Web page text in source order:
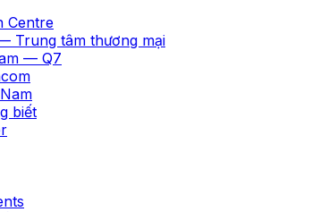
Centre
Trung tâm thương mại
— Q7
biết